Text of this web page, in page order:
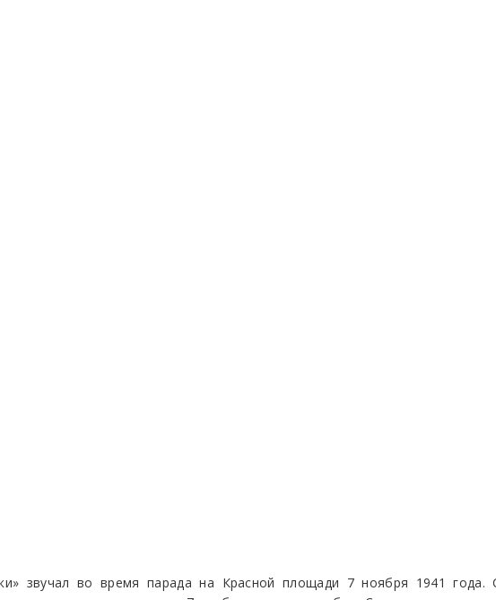
звучал во время парада на Красной площади 7 ноября 1941 года.